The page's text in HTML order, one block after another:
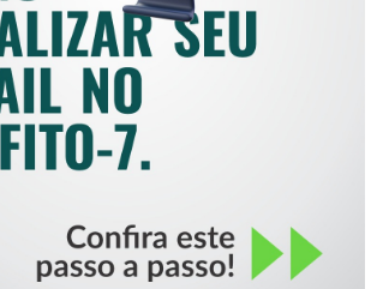
ATUALIZAR SEU E-
NO CREFITO-7